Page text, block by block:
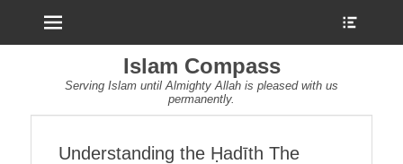
Islam Compass
Serving Islam until Almighty Allah is pleased with us
permanently.
Understanding the Ḥadīth The